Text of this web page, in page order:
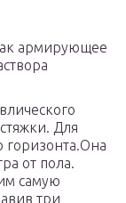
армирующее
Для
горизонта.Она
от пола.
самую
три